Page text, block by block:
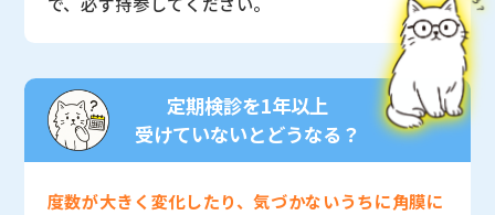
定期検診を1年以上
受けていないとどうなる？
度数が大きく変化したり、気づかないうちに角膜に